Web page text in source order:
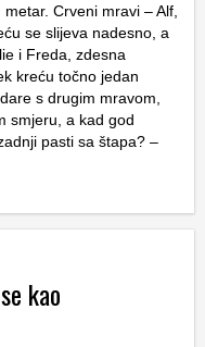
Crveni mravi – Alf,
se slijeva nadesno, a
i Freda, zdesna
kreću točno jedan
s drugim mravom,
smjeru, a kad god
pasti sa štapa? –
kao